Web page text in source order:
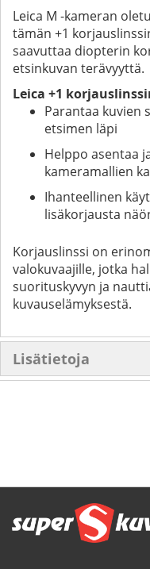
Leica M -kameran
tämän +1
saavuttaa diopterin
etsinkuvan terävyyttä.
Leica +1
Parantaa kuvien
etsimen läpi
Helppo asentaa
kameramallien
Ihanteellinen
lisäkorjausta
Korjauslinssi on
valokuvaajille, jotka
suorituskyvyn ja
kuvauselämyksestä.
Lisätietoja